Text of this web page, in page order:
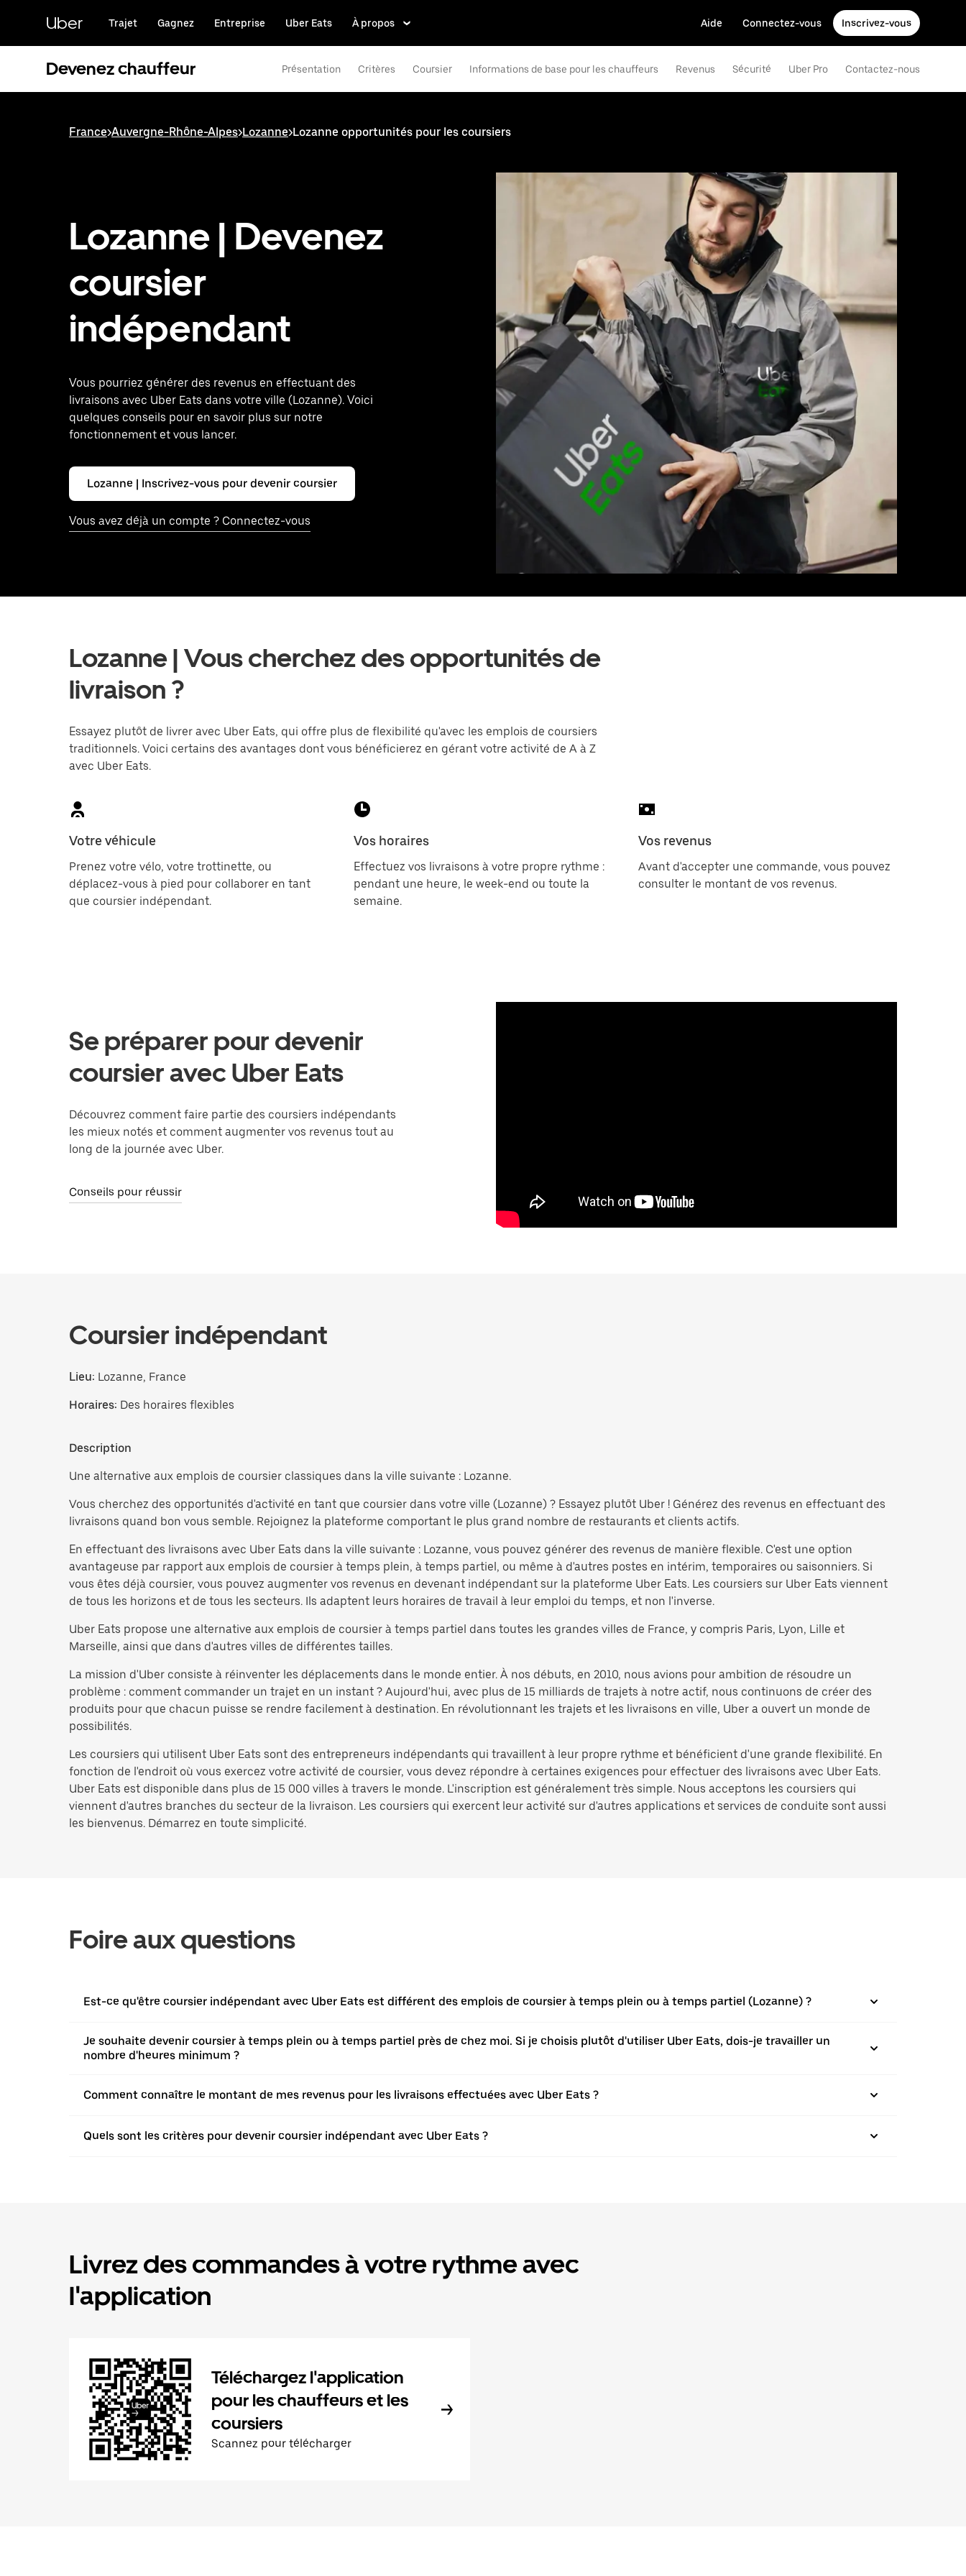
principal
Uber Trajet Gagnez Entreprise Uber Eats À propos Aide Connectez-vous Inscrivez-vous
Devenez chauffeur Présentation Critères Coursier Informations de base pour les chauffeurs Revenus Sécurité Uber Pro Contactez-nous
France>Auvergne-Rhône-Alpes>Lozanne>Lozanne opportunités pour les coursiers
Lozanne | Devenez
coursier
indépendant
Vous pourriez générer des revenus en effectuant des
livraisons avec Uber Eats dans votre ville (Lozanne). Voici
quelques conseils pour en savoir plus sur notre
fonctionnement et vous lancer.
Lozanne | Inscrivez-vous pour devenir coursier
Vous avez déjà un compte ? Connectez-vous
Lozanne | Vous cherchez des opportunités de
livraison ?
Essayez plutôt de livrer avec Uber Eats, qui offre plus de flexibilité qu'avec les emplois de coursiers
traditionnels. Voici certains des avantages dont vous bénéficierez en gérant votre activité de A à Z
avec Uber Eats.
Votre véhicule
Prenez votre vélo, votre trottinette, ou
déplacez-vous à pied pour collaborer en tant
que coursier indépendant.
Vos horaires
Effectuez vos livraisons à votre propre rythme :
pendant une heure, le week-end ou toute la
semaine.
Vos revenus
Avant d'accepter une commande, vous pouvez
consulter le montant de vos revenus.
Se préparer pour devenir
coursier avec Uber Eats
Découvrez comment faire partie des coursiers indépendants
les mieux notés et comment augmenter vos revenus tout au
long de la journée avec Uber.
Conseils pour réussir
Coursier indépendant
Lieu: Lozanne, France
Horaires: Des horaires flexibles
Description
Une alternative aux emplois de coursier classiques dans la ville suivante : Lozanne.
Vous cherchez des opportunités d'activité en tant que coursier dans votre ville (Lozanne) ? Essayez plutôt Uber ! Générez des revenus en effectuant des
livraisons quand bon vous semble. Rejoignez la plateforme comportant le plus grand nombre de restaurants et clients actifs.
En effectuant des livraisons avec Uber Eats dans la ville suivante : Lozanne, vous pouvez générer des revenus de manière flexible. C'est une option
avantageuse par rapport aux emplois de coursier à temps plein, à temps partiel, ou même à d'autres postes en intérim, temporaires ou saisonniers. Si
vous êtes déjà coursier, vous pouvez augmenter vos revenus en devenant indépendant sur la plateforme Uber Eats. Les coursiers sur Uber Eats viennent
de tous les horizons et de tous les secteurs. Ils adaptent leurs horaires de travail à leur emploi du temps, et non l'inverse.
Uber Eats propose une alternative aux emplois de coursier à temps partiel dans toutes les grandes villes de France, y compris Paris, Lyon, Lille et
Marseille, ainsi que dans d'autres villes de différentes tailles.
La mission d'Uber consiste à réinventer les déplacements dans le monde entier. À nos débuts, en 2010, nous avions pour ambition de résoudre un
problème : comment commander un trajet en un instant ? Aujourd'hui, avec plus de 15 milliards de trajets à notre actif, nous continuons de créer des
produits pour que chacun puisse se rendre facilement à destination. En révolutionnant les trajets et les livraisons en ville, Uber a ouvert un monde de
possibilités.
Les coursiers qui utilisent Uber Eats sont des entrepreneurs indépendants qui travaillent à leur propre rythme et bénéficient d'une grande flexibilité. En
fonction de l'endroit où vous exercez votre activité de coursier, vous devez répondre à certaines exigences pour effectuer des livraisons avec Uber Eats.
Uber Eats est disponible dans plus de 15 000 villes à travers le monde. L'inscription est généralement très simple. Nous acceptons les coursiers qui
viennent d'autres branches du secteur de la livraison. Les coursiers qui exercent leur activité sur d'autres applications et services de conduite sont aussi
les bienvenus. Démarrez en toute simplicité.
Foire aux questions
Est-ce qu'être coursier indépendant avec Uber Eats est différent des emplois de coursier à temps plein ou à temps partiel (Lozanne) ?
Je souhaite devenir coursier à temps plein ou à temps partiel près de chez moi. Si je choisis plutôt d'utiliser Uber Eats, dois-je travailler un
nombre d'heures minimum ?
Comment connaître le montant de mes revenus pour les livraisons effectuées avec Uber Eats ?
Quels sont les critères pour devenir coursier indépendant avec Uber Eats ?
Livrez des commandes à votre rythme avec
l'application
Téléchargez l'application
pour les chauffeurs et les
coursiers
Scannez pour télécharger